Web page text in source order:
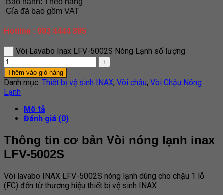
Gía đã bao gồm VAT
Hotline : 093 4444 895
Vòi Lavabo Inax LFV-5002S Nóng Lạnh số lượng
Thêm vào giỏ hàng
Danh mục: Thiết bị vệ sinh INAX, Vòi chậu, Vòi Chậu Nóng
Lạnh
Mô tả
Đánh giá (0)
Thông tin cơ bản Vòi nóng lạnh inax
LFV-5002S
Vòi lavabo INAX LFV-5002S nóng lạnh dùng cho chậu 1 lỗ
(FC) đến từ thương hiệu thiết bị vệ sinh INAX